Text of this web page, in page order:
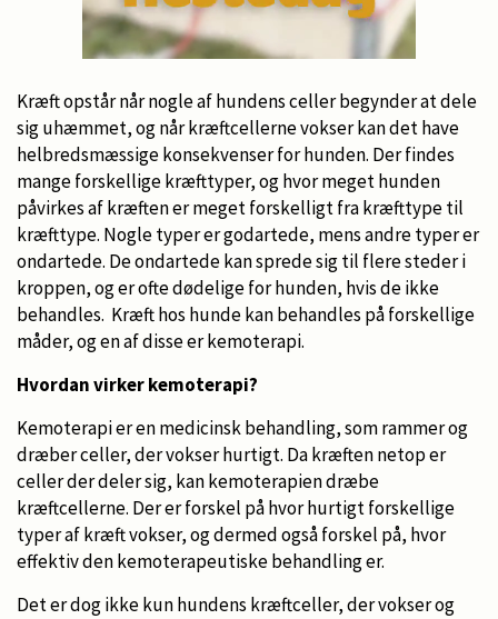
Kræft opstår når nogle af hundens celler begynder at dele
sig uhæmmet, og når kræftcellerne vokser kan det have
helbredsmæssige konsekvenser for hunden. Der findes
mange forskellige kræfttyper, og hvor meget hunden
påvirkes af kræften er meget forskelligt fra kræfttype til
kræfttype. Nogle typer er godartede, mens andre typer er
ondartede. De ondartede kan sprede sig til flere steder i
kroppen, og er ofte dødelige for hunden, hvis de ikke
behandles. Kræft hos hunde kan behandles på forskellige
måder, og en af disse er kemoterapi.
Hvordan virker kemoterapi?
Kemoterapi er en medicinsk behandling, som rammer og
dræber celler, der vokser hurtigt. Da kræften netop er
celler der deler sig, kan kemoterapien dræbe
kræftcellerne. Der er forskel på hvor hurtigt forskellige
typer af kræft vokser, og dermed også forskel på, hvor
effektiv den kemoterapeutiske behandling er.
Det er dog ikke kun hundens kræftceller, der vokser og